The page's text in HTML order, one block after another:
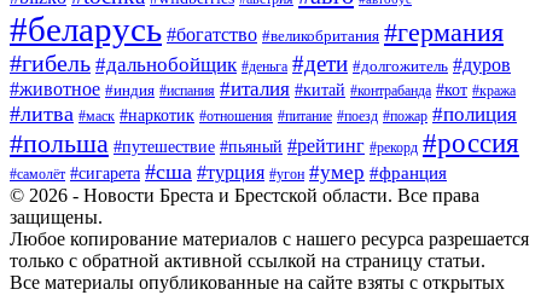
#беларусь #богатство #великобритания #германия
#гибель #дальнобойщик #деньга #дети #долгожитель #дуров
#животное #индия #испания #италия #китай #контрабанда #кот #кража
#литва #маск #наркотик #отношения #питание #поезд #пожар #полиция
#польша #путешествие #пьяный #рейтинг #рекорд #россия
#самолёт #сигарета #сша #турция #угон #умер #франция
© 2026 - Новости Бреста и Брестской области. Все права
защищены.
Любое копирование материалов с нашего ресурса разрешается
только с обратной активной ссылкой на страницу статьи.
Все материалы опубликованные на сайте взяты с открытых